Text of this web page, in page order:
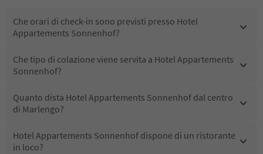
Che orari di check-in sono previsti presso Hotel
Appartements Sonnenhof?
Che tipo di colazione viene servita a Hotel Appartements
Sonnenhof?
Quanto dista Hotel Appartements Sonnenhof dal centro
di Marlengo?
Hotel Appartements Sonnenhof dispone di un ristorante
in loco?